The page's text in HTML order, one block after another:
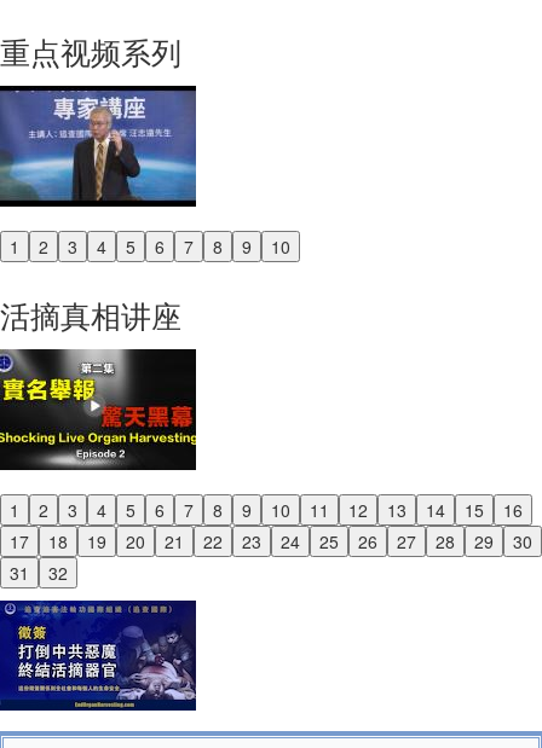
重点视频系列
1 2 3 4 5 6 7 8 9 10
Previous
活摘真相讲座
1 2 3 4 5 6 7 8 9 10 11 12 13 14 15
16
17
18 19 20 21 22 23 24 25 26 27 28 29
30
31
32
Previous
Next